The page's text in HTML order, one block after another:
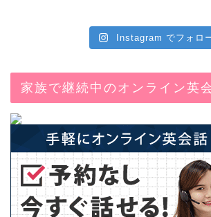
Instagram でフォロ
家族で継続中のオンライン英